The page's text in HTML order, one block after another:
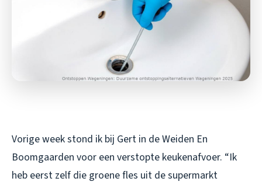
Vorige week stond ik bij Gert in de Weiden En
Boomgaarden voor een verstopte keukenafvoer. “Ik
heb eerst zelf die groene fles uit de supermarkt